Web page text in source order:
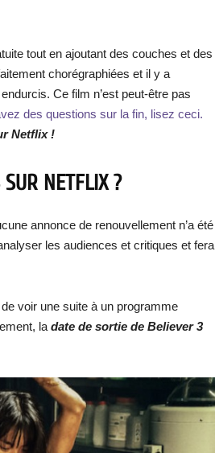
tout en ajoutant des couches et des
chorégraphiées et il y a
Ce film n’est peut-être pas
des questions sur la fin, lisez ceci.
Netflix !
NETFLIX ?
annonce de renouvellement n’a été
les audiences et critiques et fera
voir une suite à un programme
la date de sortie de Believer 3